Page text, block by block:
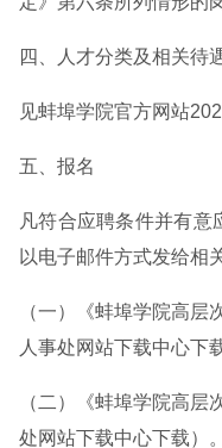
四、人才分类及相关待
见蚌埠学院官方网站
五、报名
凡符合应聘条件并有
以电子邮件方式发给相
（一）《蚌埠学院高
人事处网站下载中心下
（二）《蚌埠学院高
处网站下载中心下载）。